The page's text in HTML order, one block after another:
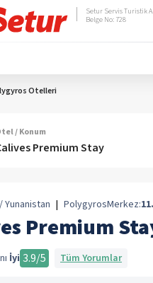
Setur Servis Turistik
Belge No: 728
Otelleri
/ Konum
| PolygyrosMerkez:
Premium
İyi 3.9/5 Tüm Yorumlar